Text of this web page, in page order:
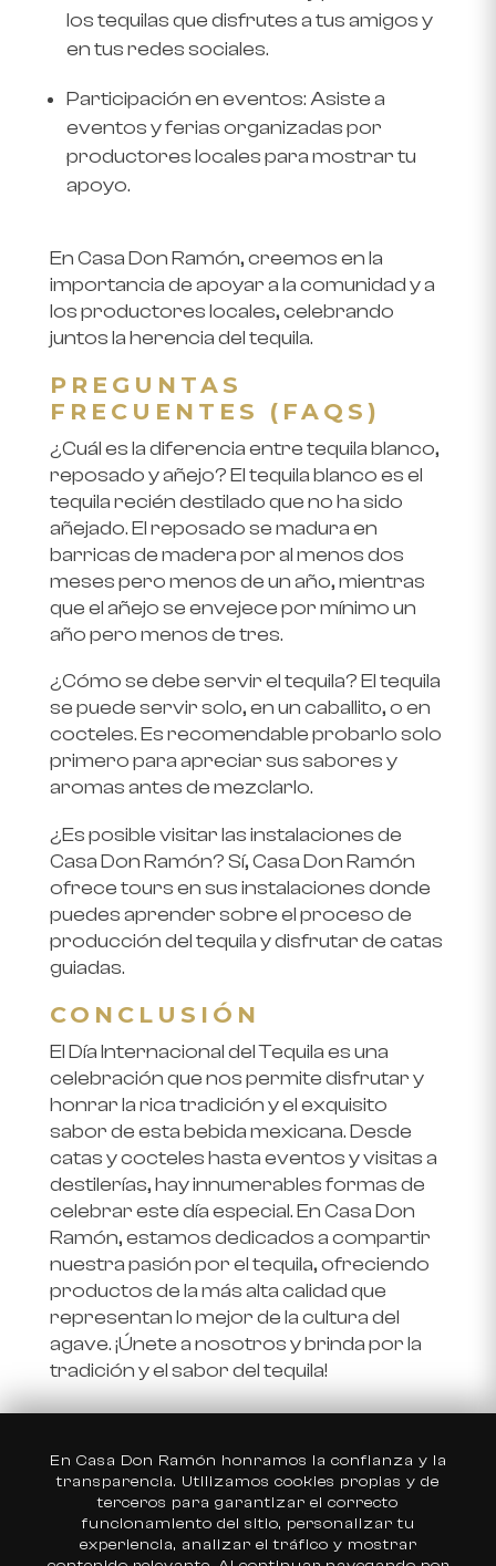
los tequilas que disfrutes a tus amigos y
en tus redes sociales.
Participación en eventos: Asiste a
eventos y ferias organizadas por
productores locales para mostrar tu
apoyo.
EnCasa Don Ramón, creemos en la
importancia de apoyar a la comunidad y a
los productores locales, celebrando
juntos la herencia del tequila.
PREGUNTAS
FRECUENTES (FAQS)
¿Cuál es la diferencia entre tequila blanco,
reposado y añejo?El tequila blanco es el
tequila recién destilado que no ha sido
añejado. El reposado se madura en
barricas de madera por al menos dos
meses pero menos de un año, mientras
que el añejo se envejece por mínimo un
año pero menos de tres.
¿Cómo se debe servir el tequila?El tequila
se puede servir solo, en un caballito, o en
cocteles. Es recomendable probarlo solo
primero para apreciar sus sabores y
aromas antes de mezclarlo.
¿Es posible visitar las instalaciones de
Casa Don Ramón?Sí,Casa Don Ramón
ofrece tours en sus instalaciones donde
puedes aprender sobre el proceso de
producción del tequila y disfrutar de catas
guiadas.
CONCLUSIÓN
El Día Internacional del Tequila es una
celebración que nos permite disfrutar y
honrar la rica tradición y el exquisito
sabor de esta bebida mexicana. Desde
catas y cocteles hasta eventos y visitas a
destilerías, hay innumerables formas de
celebrar este día especial. EnCasa Don
Ramón, estamos dedicados a compartir
nuestra pasión por el tequila, ofreciendo
productos de la más alta calidad que
representan lo mejor de la cultura del
agave. ¡Únete a nosotros y brinda por la
tradición y el sabor del tequila!
Elige tu país
Estados Unidos
México
En Casa Don Ramón honramos la confianza y la
transparencia. Utilizamos cookies propias y de
terceros para garantizar el correcto
funcionamiento del sitio, personalizar tu
experiencia, analizar el tráfico y mostrar